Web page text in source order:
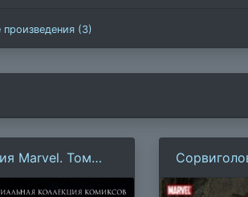
произведения (3)
Marvel. Том
Люди
первая (Б.